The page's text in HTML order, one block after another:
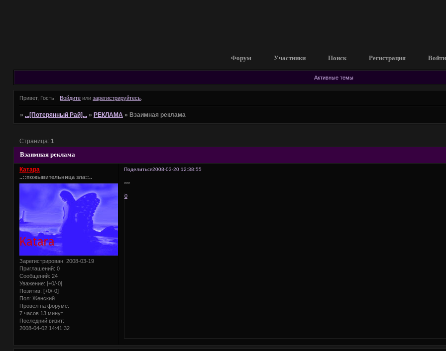
Форум Участники Поиск Регистрация Войти
Активные темы
Привет, Гость! Войдите илизарегистрируйтесь
» ...[Потерянный Рай]... » РЕКЛАМА » Взаимная реклама
Взаимная реклама
Страница: 1
Поделиться2008-03-20 12:38:55
Катара
..::пожывительница зла::..
Зарегистрирован: 2008-03-19
Приглашений: 0
Сообщений: 24
Уважение: [+0/-0]
Позитив: [+0/-0]
Пол: Женский
Провел на форуме:
7 часов 13 минут
Последний визит:
2008-04-02 14:41:32
***
0